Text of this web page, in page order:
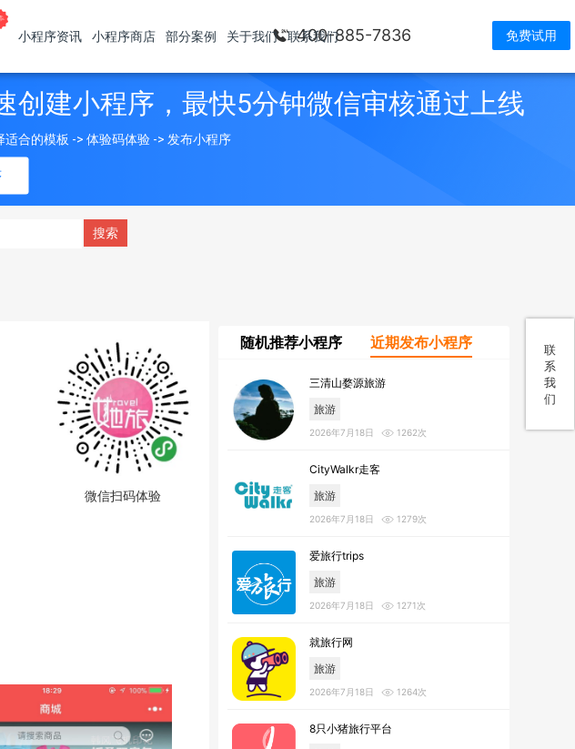
400-885-7836 免费试用
小程序资讯 小程序商店 部分案例 关于我们 联系我们
联
系
我
们
创建小程序，最快5分钟微信审核通过上线
合的模板 -> 体验码体验 -> 发布小程序
微信扫码体验
随机推荐小程序 近期发布小程序
三清山婺源旅游
旅游
2026年7月18日 1262次
CityWalkr走客
旅游
2026年7月18日 1279次
爱旅行trips
旅游
2026年7月18日 1271次
就旅行网
旅游
2026年7月18日 1264次
8只小猪旅行平台